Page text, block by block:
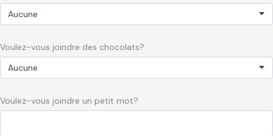
Voulez-vous joindre des chocolats?
Voulez-vous joindre un petit mot?